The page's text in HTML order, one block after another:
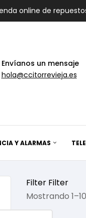
online de
Envíanos un mensaje
hola@ccitorrevieja.es
Y ALARMAS
Filter Filter
Mostrando